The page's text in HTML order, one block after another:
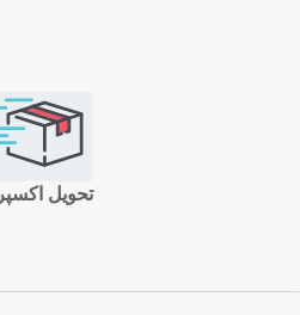
تحویل